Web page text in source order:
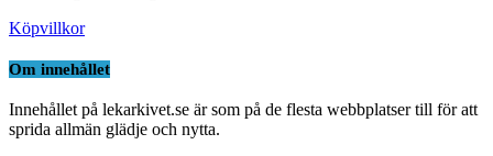
Köpvillkor
Om innehållet
Innehållet på lekarkivet.se är som på de flesta webbplatser till för att
sprida allmän glädje och nytta.